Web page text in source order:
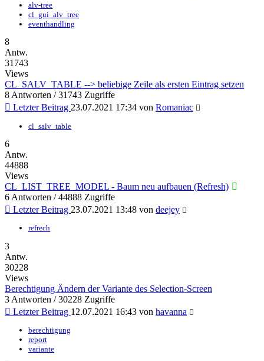
alv-tree
cl_gui_alv_tree
eventhandling
8
Antw.
31743
Views
CL_SALV_TABLE --> beliebige Zeile als ersten Eintrag setzen
8 Antworten / 31743 Zugriffe
Letzter Beitrag 23.07.2021 17:34 von Romaniac
cl_salv_table
6
Antw.
44888
Views
CL_LIST_TREE_MODEL - Baum neu aufbauen (Refresh)
6 Antworten / 44888 Zugriffe
Letzter Beitrag 23.07.2021 13:48 von deejey
refrech
3
Antw.
30228
Views
Berechtigung Ändern der Variante des Selection-Screen
3 Antworten / 30228 Zugriffe
Letzter Beitrag 12.07.2021 16:43 von havanna
berechtigung
report
variante